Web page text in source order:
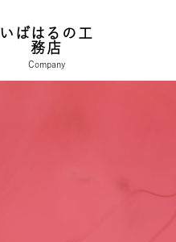
いばはるの工
務店
Company